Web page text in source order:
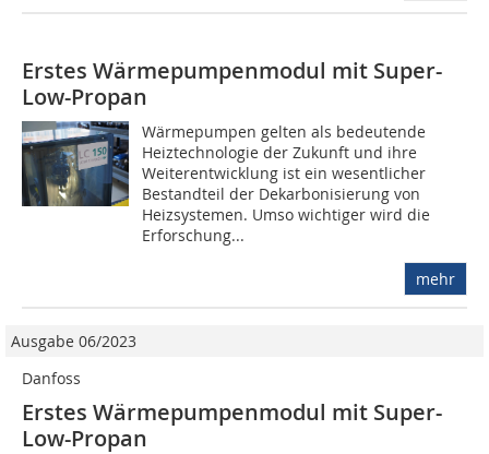
Erstes Wärmepumpenmodul mit Super-
Low-Propan
Wärmepumpen gelten als bedeutende
Heiztechnologie der Zukunft und ihre
Weiterentwicklung ist ein wesentlicher
Bestandteil der Dekarbonisierung von
Heizsystemen. Umso wichtiger wird die
Erforschung...
mehr
Ausgabe 06/2023
Danfoss
Erstes Wärmepumpenmodul mit Super-
Low-Propan